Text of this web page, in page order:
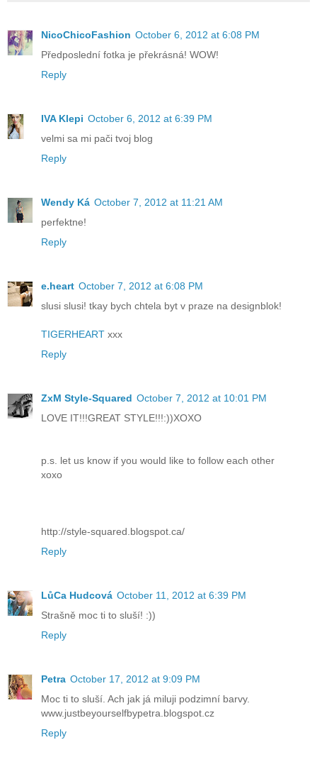
NicoChicoFashion October 6, 2012 at 6:08 PM
Předposlední fotka je překrásná! WOW!
Reply
IVA Klepi October 6, 2012 at 6:39 PM
velmi sa mi pači tvoj blog
Reply
Wendy Ká October 7, 2012 at 11:21 AM
perfektne!
Reply
e.heart October 7, 2012 at 6:08 PM
slusi slusi! tkay bych chtela byt v praze na designblok!
TIGERHEART xxx
Reply
ZxM Style-Squared October 7, 2012 at 10:01 PM
LOVE IT!!!GREAT STYLE!!!:))XOXO
p.s. let us know if you would like to follow each other
xoxo
http://style-squared.blogspot.ca/
Reply
LůCa Hudcová October 11, 2012 at 6:39 PM
Strašně moc ti to sluší! :))
Reply
Petra October 17, 2012 at 9:09 PM
Moc ti to sluší. Ach jak já miluji podzimní barvy.
www.justbeyourselfbypetra.blogspot.cz
Reply